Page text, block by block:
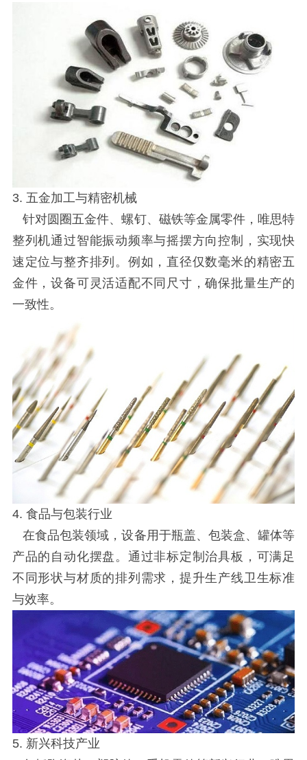
3. 五金加工与精密机械
针对圆圈五金件、螺钉、磁铁等金属零件，唯思特
整列机通过智能振动频率与摇摆方向控制，实现快
速定位与整齐排列。例如，直径仅数毫米的精密五
金件，设备可灵活适配不同尺寸，确保批量生产的
一致性。
4. 食品与包装行业
在食品包装领域，设备用于瓶盖、包装盒、罐体等
产品的自动化摆盘。通过非标定制治具板，可满足
不同形状与材质的排列需求，提升生产线卫生标准
与效率。
5. 新兴科技产业